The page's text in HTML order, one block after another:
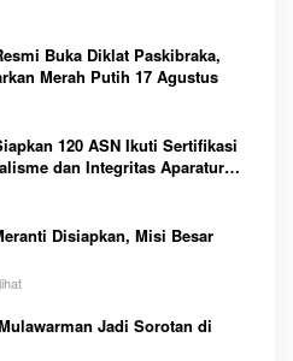
Buka Diklat Paskibraka,
Merah Putih 17 Agustus
120 ASN Ikuti Sertifikasi
dan Integritas Aparatur
Disiapkan, Misi Besar
Jadi Sorotan di